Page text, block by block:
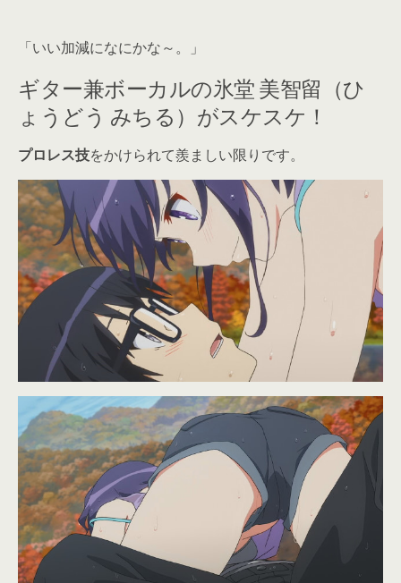
「いい加減になにかな～。」
ギター兼ボーカルの氷堂 美智留（ひ
ょうどう みちる）がスケスケ！
プロレス技をかけられて羨ましい限りです。